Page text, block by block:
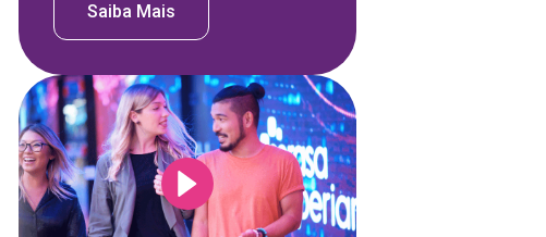
Saiba Mais